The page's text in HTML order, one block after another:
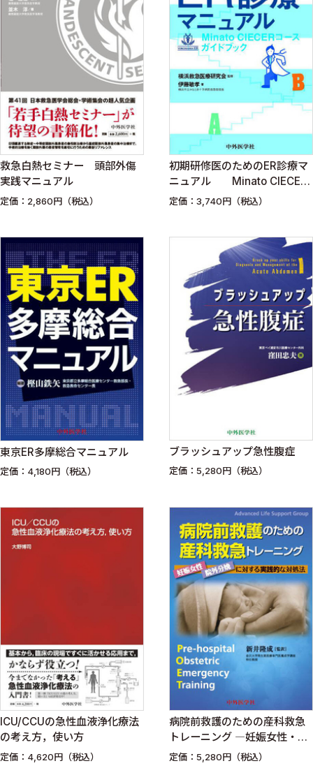
救急白熱セミナー 頭部外傷
実践マニュアル
定価：2,860円（税込）
初期研修医のためのER診療マ
ニュアル Minato CIECER
コースガイドブック
定価：3,740円（税込）
東京ER多摩総合マニュアル
定価：4,180円（税込）
ブラッシュアップ急性腹症
定価：5,280円（税込）
ICU/CCUの急性血液浄化療法
の考え方，使い方
定価：4,620円（税込）
病院前救護のための産科救急
トレーニング ―妊娠女性・院
外分娩に対する実践的な対処
定価：5,280円（税込）